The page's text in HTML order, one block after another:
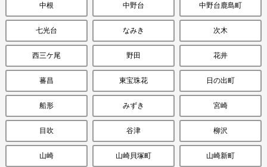
中根 中野台 中野台鹿島町
七光台 なみき 次木
西三ケ尾 野田 花井
蕃昌 東宝珠花 日の出町
船形 みずき 宮崎
目吹 谷津 柳沢
山崎 山崎貝塚町 山崎新町